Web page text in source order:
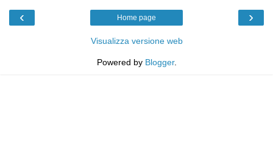
‹ ›
Home page
Visualizza versione web
Powered by Blogger.